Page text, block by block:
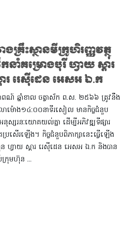
ងគ្រឹះស្ថានមីក្រូហិរញ្ញវត្ថុ
ាំគម្រោងបុរី ហ្វាយ ស្តារ
រ រេស៊ីដេន អេសអ ឯ.ក
ពណ៍ ឆ្នាំខាល ចត្វាស័ក ព.ស. ២៥៦៦ ត្រូវនឹង
ាម៉ោង១៤:០០នាទីរសៀល មានកិច្ចជំនួប
ស្សរនៈយោគយល់គ្នា ដើម្បីអភិវឌ្ឍទីផ្សារ
រសើរឡើង។ កិច្ចជំនួបពិភាក្សានេះធ្វើឡើង
វាយ ស្តារ រេស៊ីដេន អេសអ ឯ.ក និងបាន
ក្រុមហ៊ុន ...